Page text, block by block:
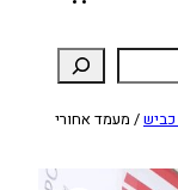
כביש/ מעמד אחורי